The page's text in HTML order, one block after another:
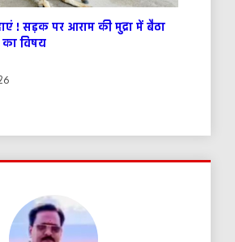
! सड़क पर आराम की मुद्रा में बैठा
का विषय